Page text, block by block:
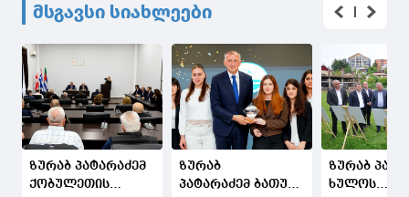
მსგავსი სიახლეები
ზურაბ პატარაძემ
ქობულეთის
ზურაბ
პატარაძემ ბათუმის წარმატებული
ზურაბ
ხულოს